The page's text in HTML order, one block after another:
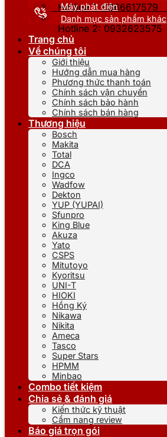
Hotline 1: 0866617579
Hotline 2: 0932623575
Máy phát điện
Danh mục sản phẩm khác
Trang chủ
Về chúng tôi
Giới thiệu
Hướng dẫn mua hàng
Phương thức thanh toán
Chính sách vận chuyển
Chính sách bảo hành
Chính sách bán hàng
Thương hiệu
Bosch
Makita
Total
DCA
Ingco
Wadfow
Dekton
YUP (YUPAI)
Sfunpro
King Blue
Akuza
Yato
CSPS
Mitutoyo
Kyoritsu
UNI-T
HIOKI
Hồng Ký
Nikawa
Nikita
Ameca
Tasco
Super Stars
HPMM
Minbao
Combo tiết kiệm
Chia sẻ & đánh giá
Kiến thức kỹ thuật
Cẩm nang review
Báo giá trọn gói